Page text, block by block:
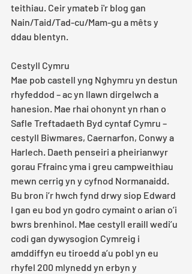
teithiau. Ceir ymateb i'r blog gan
Nain/Taid/Tad-cu/Mam-gu a mêts y
ddau blentyn.
Cestyll Cymru
Mae pob castell yng Nghymru yn destun
rhyfeddod – ac yn llawn dirgelwch a
hanesion. Mae rhai ohonynt yn rhan o
Safle Treftadaeth Byd cyntaf Cymru –
cestyll Biwmares, Caernarfon, Conwy a
Harlech. Daeth penseiri a pheirianwyr
gorau Ffrainc yma i greu campweithiau
mewn cerrig yn y cyfnod Normanaidd.
Bu bron i’r hwch fynd drwy siop Edward
I gan eu bod yn godro cymaint o arian o’i
bwrs brenhinol. Mae cestyll eraill wedi’u
codi gan dywysogion Cymreig i
amddiffyn eu tiroedd a’u pobl yn eu
rhyfel 200 mlynedd yn erbyn y